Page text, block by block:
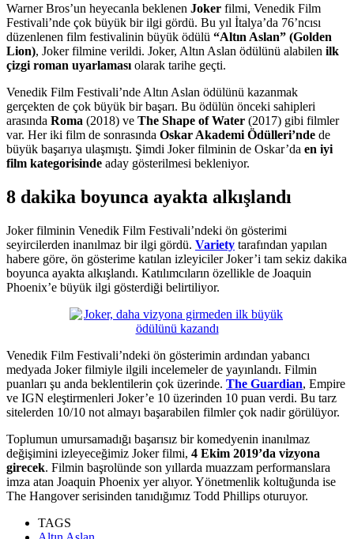
Warner Bros’un heyecanla beklenen Joker filmi, Venedik Film
Festivali’nde çok büyük bir ilgi gördü. Bu yıl İtalya’da 76’ncısı
düzenlenen film festivalinin büyük ödülü “Altın Aslan” (Golden
Lion), Joker filmine verildi. Joker, Altın Aslan ödülünü alabilen ilk
çizgi roman uyarlaması olarak tarihe geçti.
Venedik Film Festivali’nde Altın Aslan ödülünü kazanmak
gerçekten de çok büyük bir başarı. Bu ödülün önceki sahipleri
arasında Roma (2018) ve The Shape of Water (2017) gibi filmler
var. Her iki film de sonrasında Oskar Akademi Ödülleri’nde de
büyük başarıya ulaşmıştı. Şimdi Joker filminin de Oskar’da en iyi
film kategorisinde aday gösterilmesi bekleniyor.
8 dakika boyunca ayakta alkışlandı
Joker filminin Venedik Film Festivali’ndeki ön gösterimi
seyircilerden inanılmaz bir ilgi gördü. Variety tarafından yapılan
habere göre, ön gösterime katılan izleyiciler Joker’i tam sekiz dakika
boyunca ayakta alkışlandı. Katılımcıların özellikle de Joaquin
Phoenix’e büyük ilgi gösterdiği belirtiliyor.
Venedik Film Festivali’ndeki ön gösterimin ardından yabancı
medyada Joker filmiyle ilgili incelemeler de yayınlandı. Filmin
puanları şu anda beklentilerin çok üzerinde. The Guardian, Empire
ve IGN eleştirmenleri Joker’e 10 üzerinden 10 puan verdi. Bu tarz
sitelerden 10/10 not almayı başarabilen filmler çok nadir görülüyor.
Toplumun umursamadığı başarısız bir komedyenin inanılmaz
değişimini izleyeceğimiz Joker filmi, 4 Ekim 2019’da vizyona
girecek. Filmin başrolünde son yıllarda muazzam performanslara
imza atan Joaquin Phoenix yer alıyor. Yönetmenlik koltuğunda ise
The Hangover serisinden tanıdığımız Todd Phillips oturuyor.
TAGS